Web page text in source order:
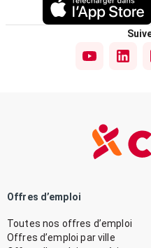
Offres d’emploi
Toutes nos offres d’emploi
Offres d’emploi par ville